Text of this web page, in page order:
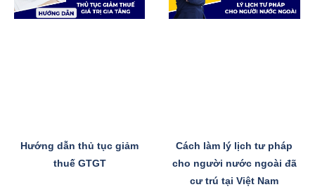
Hướng dẫn thủ tục giảm
thuế GTGT
Cách làm lý lịch tư pháp
cho người nước ngoài đã
cư trú tại Việt Nam